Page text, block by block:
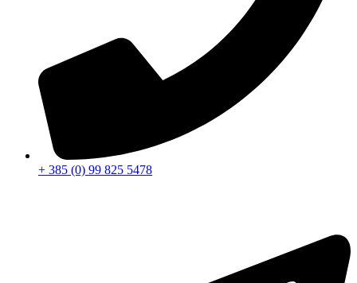
+ 385 (0) 99 825 5478